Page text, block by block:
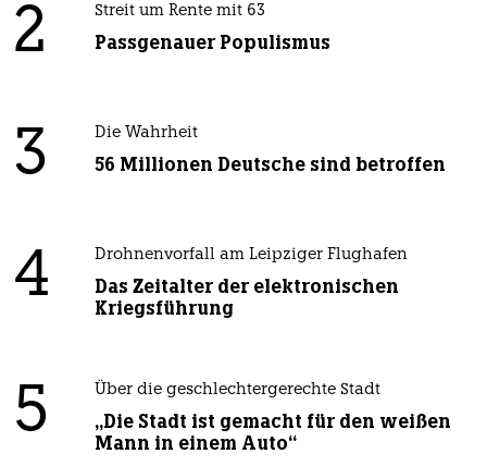
2 Streit um Rente mit 63
Passgenauer Populismus
3 Die Wahrheit
56 Millionen Deutsche sind betroffen
4 Drohnenvorfall am Leipziger Flughafen
Das Zeitalter der elektronischen
Kriegsführung
5 Über die geschlechtergerechte Stadt
„Die Stadt ist gemacht für den weißen
Mann in einem Auto“